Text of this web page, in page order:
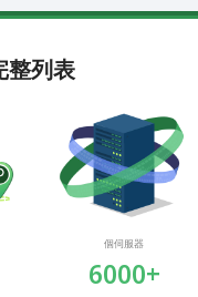
整列表
個伺服器
6000+